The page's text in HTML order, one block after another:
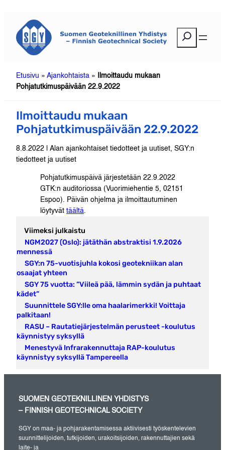
sisältöön
Etusivu » Ajankohtaista »
Ilmoittaudu mukaan
Pohjatutkimuspäivään 22.9.2022
Ilmoittaudu mukaan
Pohjatutkimuspäivään 22.9.2022
8.8.2022 | Alan ajankohtaiset tiedotteet ja uutiset, SGY:n
tiedotteet ja uutiset
Pohjatutkimuspäivä järjestetään 22.9.2022
GTK:n auditoriossa (Vuorimiehentie 5, 02151
Espoo). Päivän ohjelma ja ilmoittautuminen
löytyvät täältä.
Viimeksi julkaistu
NGM2027 (Oslo): jätäthän abstraktisi 1.9.2026
mennessä
SGY:n 75-vuotisjuhla kokosi geotekniikan alan
osaajat yhteen
SGY 75 vuotta: ”Viileä pää, lämmin sydän ja puhtaat
kädet”
Suunnittele SGY:lle oma haalarimerkki! Voittaja
palkitaan!
RASU – Rautatiejärjestelmän perusteet -koulutus
käynnistyy syksyllä
Menestyvä Infrarakennuttaja RAP-koulutus
käynnistyy syksyllä Tampereella
SUOMEN GEOTEKNILLINEN YHDISTYS
– FINNISH GEOTECHNICAL SOCIETY
SGY on maa- ja pohjarakentamisessa aktiivisesti työskentelevien
suunnittelijoiden, tutkijoiden, urakoitsijoiden, rakennuttajien sekä
laite- ja